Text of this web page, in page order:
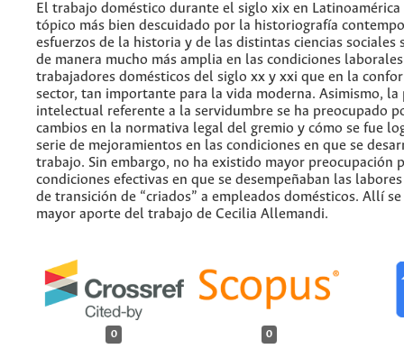
El trabajo doméstico durante el siglo xix en Latinoamérica
tópico más bien descuidado por la historiografía
esfuerzos de la historia y de las distintas ciencias sociales
de manera mucho más amplia en las condiciones
trabajadores domésticos del siglo xx y xxi que en la
sector, tan importante para la vida moderna. Asimismo, la
intelectual referente a la servidumbre se ha preocupado
cambios en la normativa legal del gremio y cómo se fue
serie de mejoramientos en las condiciones en que se
trabajo. Sin embargo, no ha existido mayor preocupación
condiciones efectivas en que se desempeñaban las
de transición de “criados” a empleados domésticos. Allí
mayor aporte del trabajo de Cecilia Allemandi.
0 0